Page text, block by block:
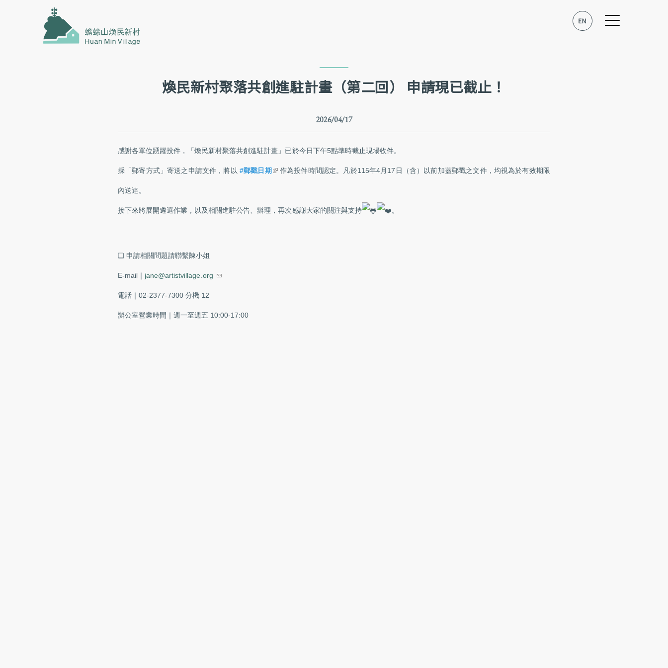
煥民新村聚落共創進駐計畫（第二回） 申請現已截止！
2026/04/17
感謝各單位踴躍投件，「煥民新村聚落共創進駐計畫」已於今日下午5點準時截止現場收件。
採「郵寄方式」寄送之申請文件，將以 #郵戳日期(link is external)
作為投件時間認定。凡於115年4月17日（含）以前加蓋郵戳之文件，均視為於有效期限
內送達。
接下來將展開遴選作業，以及相關進駐公告、辦理，再次感謝大家的關注與支持 。
❑ 申請相關問題請聯繫陳小姐
E-mail｜ jane@artistvillage.org (link sends e-mail)
電話｜02-2377-7300 分機 12
辦公室營業時間｜週一至週五 10:00-17:00